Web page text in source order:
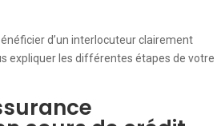
d’un interlocuteur clairement
expliquer les différentes étapes de votre